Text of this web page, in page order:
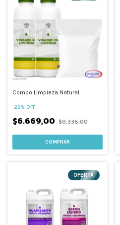
Combo Limpieza Natural
-20% OFF
$6.669,00 $8.336,00
OFERTA